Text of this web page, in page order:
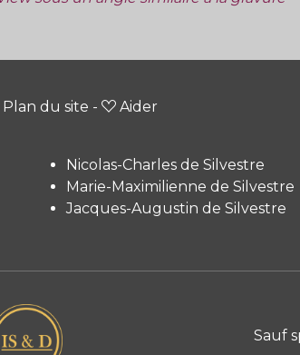
Plan du site - Aider
Nicolas-Charles de Silvestre
Marie-Maximilienne de Silvestre
Jacques-Augustin de Silvestre
Sauf